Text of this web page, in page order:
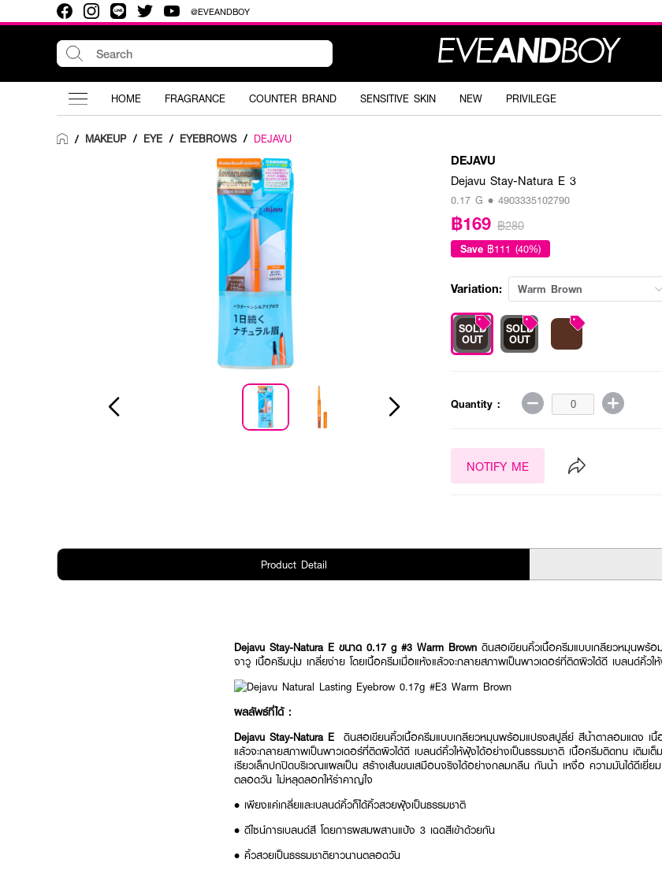
@EVEANDBOY
HOME FRAGRANCE COUNTER BRAND SENSITIVE SKIN NEW PRIVILEGE
/ MAKEUP / EYE / EYEBROWS / DEJAVU
DEJAVU
Dejavu Stay-Natura E 3
0.17 G • 4903335102790
฿169 ฿280
Save ฿111 (40%)
Variation: Warm Brown
SOLD
OUT
SOLD
OUT
Quantity :
NOTIFY ME
Product Detail
Dejavu Stay-Natura E ขนาด 0.17 g #3 Warm Brown ดินสอเขียนคิ้วเนื้อครีมแบบเกลียวหมุนพร้
จาวู เนื้อครีมนุ่ม เกลี่ยง่าย โดยเนื้อครีมเมื่อแห้งแล้วจะกลายสภาพเป็นพาวเดอร์ที่ติดผิวได้ดี เบลนด์คิ้วใ
ผลลัพธ์ที่ได้ :
Dejavu Stay-Natura E
ดินสอเขียนคิ้วเนื้อครีมแบบเกลียวหมุนพร้อมแปรงสปูลี่ย์ สีน้ำตาลอมแดง เนื้
แล้วจะกลายสภาพเป็นพาวเดอร์ที่ติดผิวได้ดี เบลนด์คิ้วให้ฟุ้งได้อย่างเป็นธรรมชาติ เนื้อครีมติดทน เติมเต็ม
เรียวเล็กปกปิดบริเวณแผลเป็น สร้างเส้นขนเสมือนจริงได้อย่างกลมกลืน กันน้ำ เหงื่อ ความมันได้ดีเยี่
ตลอดวัน ไม่หลุดลอกให้รำคาญใจ
• เพียงแค่เกลี่ยและเบลนด์คิ้วก็ได้คิ้วสวยฟุ้งเป็นธรรมชาติ
• ดีไซน์การเบลนด์สี โดยการผสมผสานแป้ง 3 เฉดสีเข้าด้วยกัน
• คิ้วสวยเป็นธรรมชาติยาวนานตลอดวัน